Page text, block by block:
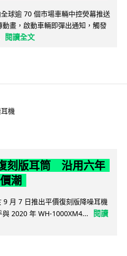
球逾 70 個市場車輛中控熒幕推送
動畫，啟動車輛即彈出通知，觸發
閱讀全文
機
刻版耳筒 沿用六年
潮
9 月 7 日推出平價復刻版降噪耳機
2020 年 WH-1000XM4...
閱讀